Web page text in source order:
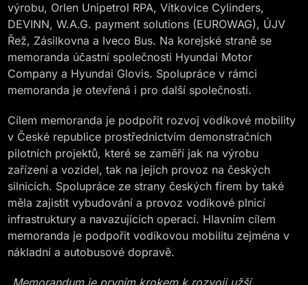
výrobu, Orlen Unipetrol RPA, Vítkovice Cylinders,
DEVINN, W.A.G. payment solutions (EUROWAG), ÚJV
Řež, Zásilkovna a Iveco Bus. Na korejské straně se
memoranda účastní společnosti Hyundai Motor
Company a Hyundai Glovis. Spolupráce v rámci
memoranda je otevřená i pro další společnosti.
Cílem memoranda je podpořit rozvoj vodíkové mobility
v České republice prostřednictvím demonstračních
pilotních projektů, které se zaměří jak na výrobu
zařízení a vozidel, tak na jejich provoz na českých
silnicích. Spolupráce ze strany českých firem by také
měla zajistit vybudování a provoz vodíkové plnicí
infrastruktury a navazujících operací. Hlavním cílem
memoranda je podpořit vodíkovou mobilitu zejména v
nákladní a autobusové dopravě.
„Memorandum je prvním krokem k rozvoji užší